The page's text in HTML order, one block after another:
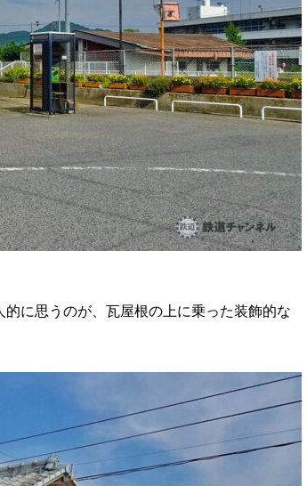
に思うのが、瓦屋根の上に乗った装飾的な